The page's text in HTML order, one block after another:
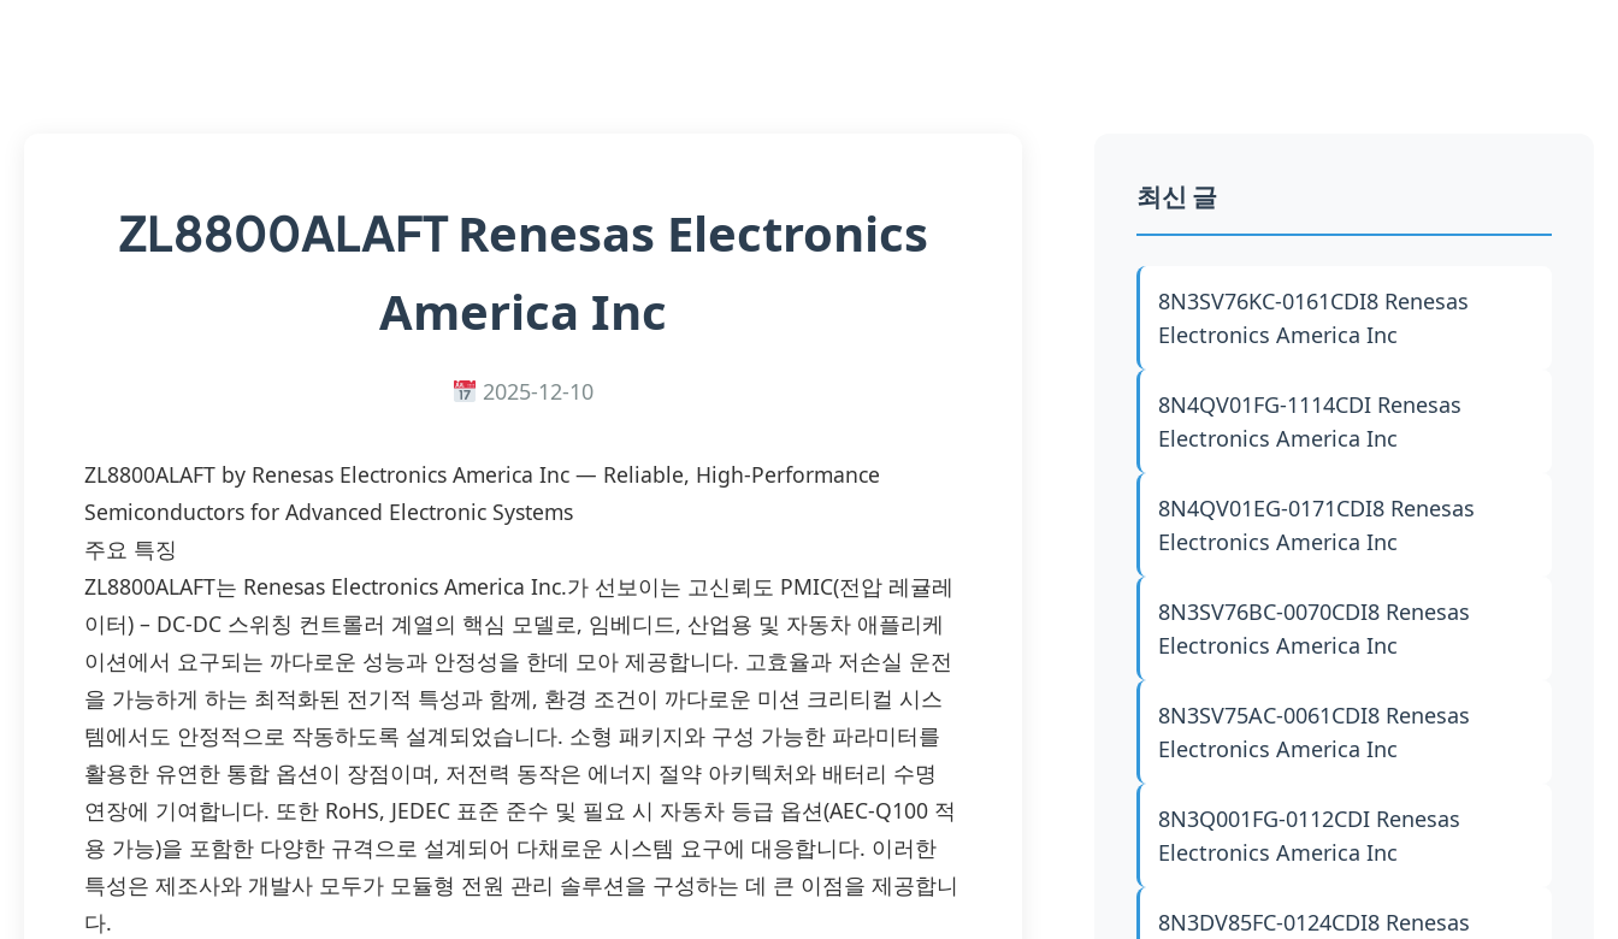
ZL8800ALAFTRenesas Electronics
America Inc
2025-12-10
ZL8800ALAFT by Renesas Electronics America Inc — Reliable, High-Performance
Semiconductors for Advanced Electronic Systems
주요 특징
ZL8800ALAFT는 Renesas Electronics America Inc.가 선보이는 고신뢰도 PMIC(전압 레귤레
이터) – DC-DC 스위칭 컨트롤러 계열의 핵심 모델로, 임베디드, 산업용 및 자동차 애플리케
이션에서 요구되는 까다로운 성능과 안정성을 한데 모아 제공합니다. 고효율과 저손실 운전
을 가능하게 하는 최적화된 전기적 특성과 함께, 환경 조건이 까다로운 미션 크리티컬 시스
템에서도 안정적으로 작동하도록 설계되었습니다. 소형 패키지와 구성 가능한 파라미터를
활용한 유연한 통합 옵션이 장점이며, 저전력 동작은 에너지 절약 아키텍처와 배터리 수명
연장에 기여합니다. 또한 RoHS, JEDEC 표준 준수 및 필요 시 자동차 등급 옵션(AEC-Q100 적
용 가능)을 포함한 다양한 규격으로 설계되어 다채로운 시스템 요구에 대응합니다. 이러한
특성은 제조사와 개발사 모두가 모듈형 전원 관리 솔루션을 구성하는 데 큰 이점을 제공합니
다.
최신 글
8N3SV76KC-0161CDI8 Renesas
Electronics America Inc
8N4QV01FG-1114CDI Renesas
Electronics America Inc
8N4QV01EG-0171CDI8 Renesas
Electronics America Inc
8N3SV76BC-0070CDI8 Renesas
Electronics America Inc
8N3SV75AC-0061CDI8 Renesas
Electronics America Inc
8N3Q001FG-0112CDI Renesas
Electronics America Inc
8N3DV85FC-0124CDI8 Renesas